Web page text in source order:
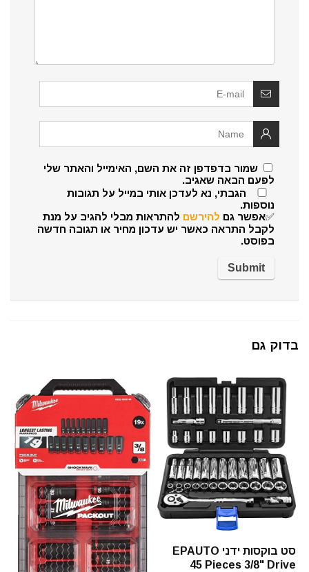
שמור בדפדפן זה את השם, האימייל והאתר שלי
לפעם הבאה שאגיב.
הגבתי, נא לעדכן אותי במייל על תגובות
נוספות.
✅אפשר גם להירשם להתראות מבלי להגיב על מנת
לקבל התראה כאשר יש עדכון מחיר או תגובה חדשה
בפוסט.
בדוק גם
סט בוקסות ידני EPAUTO
45 Pieces 3/8" Drive